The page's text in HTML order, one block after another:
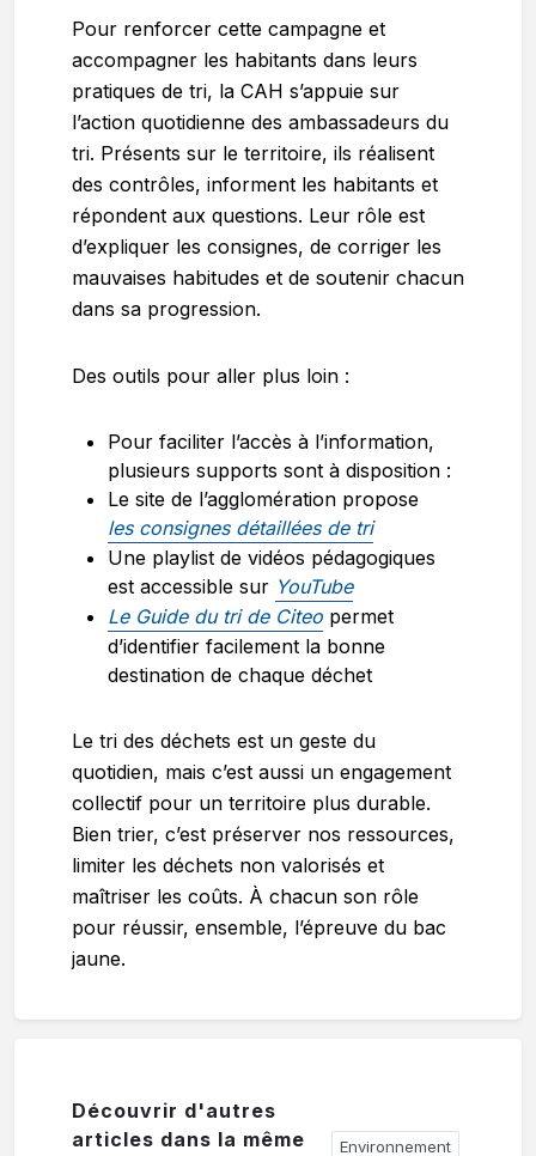
Pour renforcer cette campagne et
accompagner les habitants dans leurs
pratiques de tri, la CAH s’appuie sur
l’action quotidienne des ambassadeurs du
tri. Présents sur le territoire, ils réalisent
des contrôles, informent les habitants et
répondent aux questions. Leur rôle est
d’expliquer les consignes, de corriger les
mauvaises habitudes et de soutenir chacun
dans sa progression.
Des outils pour aller plus loin :
Pour faciliter l’accès à l’information,
plusieurs supports sont à disposition :
Le site de l’agglomération propose
les consignes détaillées de tri
Une playlist de vidéos pédagogiques
est accessible sur YouTube
Le Guide du tri de Citeo permet
d’identifier facilement la bonne
destination de chaque déchet
Le tri des déchets est un geste du
quotidien, mais c’est aussi un engagement
collectif pour un territoire plus durable.
Bien trier, c’est préserver nos ressources,
limiter les déchets non valorisés et
maîtriser les coûts. À chacun son rôle
pour réussir, ensemble, l’épreuve du bac
jaune.
Découvrir d'autres
articles dans la même
Environnement